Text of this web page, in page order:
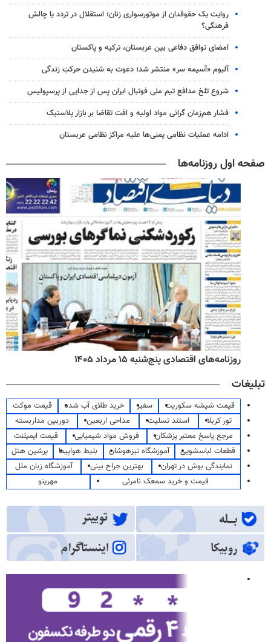
روایت یک حقوقدان از موتورسواری زنان؛ استقلال در تردد یا چالش
فرهنگی؟
امضای توافق دفاعی بین عربستان، ترکیه و پاکستان
آلبوم «آسیمه سر» منتشر شد؛ دعوت به شنیدن حرکتِ زندگی
شروع تلخ مدافع تیم ملی فوتبال ایران پس از جدایی از پرسپولیس
فشار هم‌زمان گرانی مواد اولیه و افت تقاضا بر بازار پلاستیک
ادامه عملیات نظامی یمنی‌ها علیه مراکز نظامی عربستان
صفحه اول روزنامه‌ها
روزنامه‌های اقتصادی پنج‌شنبه ۱۵ مرداد ۱۴۰۵
تبلیغات
قیمت شیشه سکوریت سفیر خرید طلای آب شده
قیمت موکت
تور کربلا
استند تسلیت مداحی اربعین
دوربین مداربسته
مرجع پاسخ معتبر پزشکان
فروش مواد شیمیایی
قیمت ایمپلنت
قطعات لباسشویی
آموزشگاه تیزهوشان بلیط هواپیما
پرشین هتل
نمایندگی بوش در تهران
بهترین جراح بینی
آموزشگاه زبان ملل
قیمت و خرید سمعک نامرئی
مهرینو